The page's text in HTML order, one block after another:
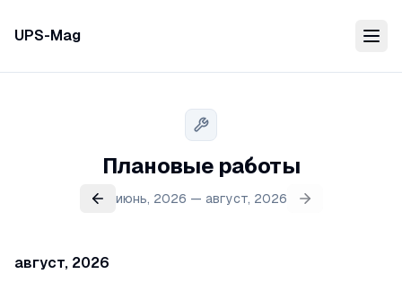
UPS-Mag
Плановые работы
июнь, 2026 — август, 2026
август, 2026